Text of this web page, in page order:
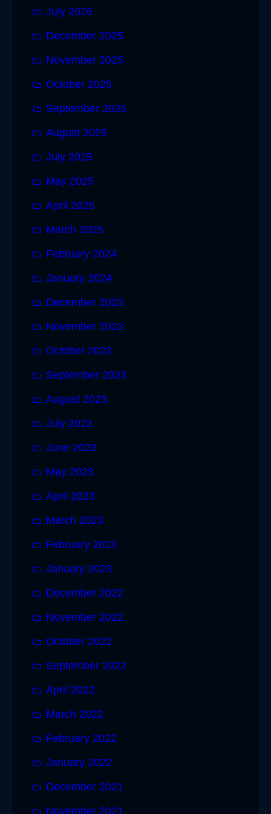
July 2026
December 2025
November 2025
October 2025
September 2025
August 2025
July 2025
May 2025
April 2025
March 2025
February 2024
January 2024
December 2023
November 2023
October 2023
September 2023
August 2023
July 2023
June 2023
May 2023
April 2023
March 2023
February 2023
January 2023
December 2022
November 2022
October 2022
September 2022
April 2022
March 2022
February 2022
January 2022
December 2021
November 2021